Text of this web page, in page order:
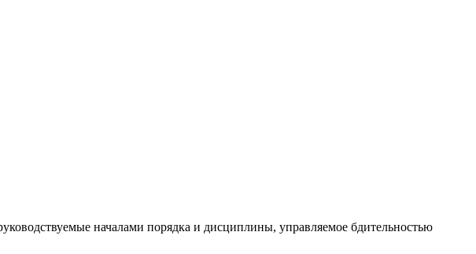
началами порядка и дисциплины, управляемое бдительностью